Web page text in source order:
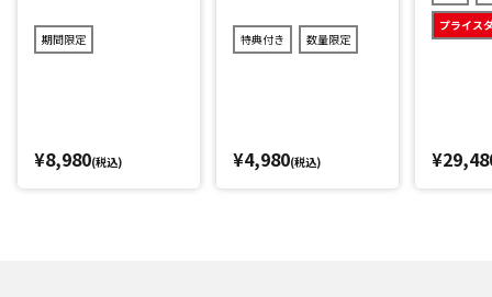
期間限定
¥8,980(税込)
特典付き 数量限定
¥4,980(税込)
プライス